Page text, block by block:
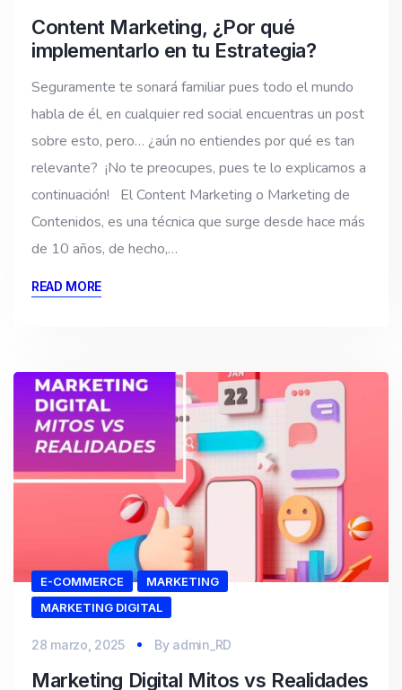
Content Marketing, ¿Por qué
implementarlo en tu Estrategia?
Seguramente te sonará familiar pues todo el mundo
habla de él, en cualquier red social encuentras un post
sobre esto, pero… ¿aún no entiendes por qué es tan
relevante? ¡No te preocupes, pues te lo explicamos a
continuación! El Content Marketing o Marketing de
Contenidos, es una técnica que surge desde hace más
de 10 años, de hecho,…
READ MORE
E-COMMERCE
MARKETING
MARKETING DIGITAL
28 marzo, 2025 By admin_RD
Marketing Digital Mitos vs Realidades